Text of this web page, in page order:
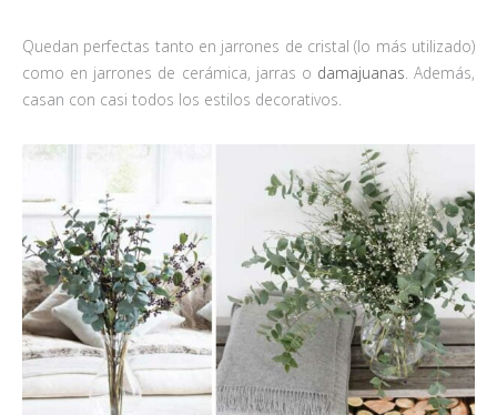
Quedan perfectas tanto en jarrones de cristal (lo más utilizado)
como en jarrones de cerámica, jarras o damajuanas. Además,
casan con casi todos los estilos decorativos.